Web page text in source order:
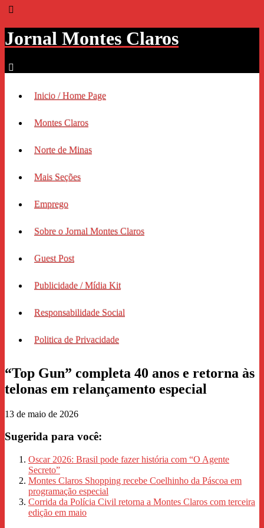
Jornal Montes Claros
Inicio / Home Page
Montes Claros
Norte de Minas
Mais Seções
Emprego
Sobre o Jornal Montes Claros
Guest Post
Publicidade / Mídia Kit
Responsabilidade Social
Politica de Privacidade
“Top Gun” completa 40 anos e retorna às
telonas em relançamento especial
13 de maio de 2026
Sugerida para você:
Oscar 2026: Brasil pode fazer história com “O Agente
Secreto”
Montes Claros Shopping recebe Coelhinho da Páscoa em
programação especial
Corrida da Polícia Civil retorna a Montes Claros com terceira
edição em maio